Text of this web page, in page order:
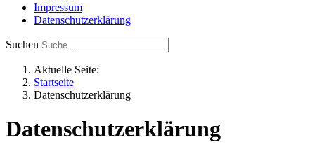
Impressum
Datenschutzerklärung
Suchen
Aktuelle Seite:
Startseite
Datenschutzerklärung
Datenschutzerklärung